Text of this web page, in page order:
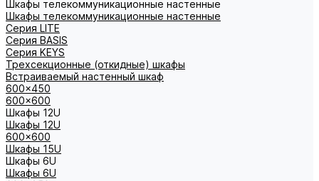
Шкафы телекоммуникационные настенные
Шкафы телекоммуникационные настенные
Cерия LITE
Cерия BASIS
Cерия KEYS
Трехсекционные (откидные) шкафы
Встраиваемый настенный шкаф
600x450
600x600
Шкафы 12U
Шкафы 12U
600x600
Шкафы 15U
Шкафы 6U
Шкафы 6U